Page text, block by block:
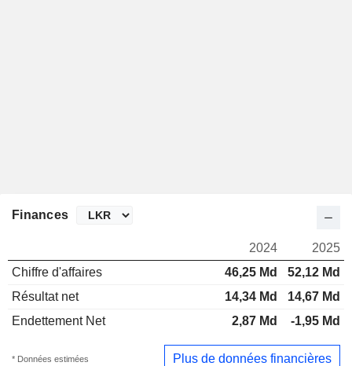
Finances
2024
2025
Chiffre d'affaires
46,25 Md
52,12 Md
Résultat net
14,34 Md
14,67 Md
Endettement Net
2,87 Md -1,95 Md
* Données estimées Plus de données financières